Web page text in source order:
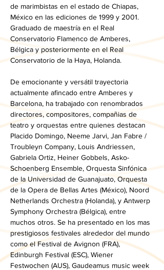
de marimbistas en el estado de Chiapas,
México en las ediciones de 1999 y 2001.
Graduado de maestría en el Real
Conservatorio Flamenco de Amberes,
Bélgica y posteriormente en el Real
Conservatorio de la Haya, Holanda.
De emocionante y versátil trayectoria
actualmente afincado entre Amberes y
Barcelona, ha trabajado con renombrados
directores, compositores, compañias de
teatro y orquestas entre quienes destacan
Placido Domingo, Neeme Jarvi, Jan Fabre /
Troubleyn Company, Louis Andriessen,
Gabriela Ortiz, Heiner Gobbels, Asko-
Schoenberg Ensemble, Orquesta Sinfónica
de la Universidad de Guanajuato, Orquesta
de la Opera de Bellas Artes (México), Noord
Netherlands Orchestra (Holanda), y Antwerp
Symphony Orchestra (Bélgica), entre
muchos otros. Se ha presentado en los mas
prestigiosos festivales alrededor del mundo
como el Festival de Avignon (FRA),
Edinburgh Festival (ESC), Wiener
Festwochen (AUS), Gaudeamus music week